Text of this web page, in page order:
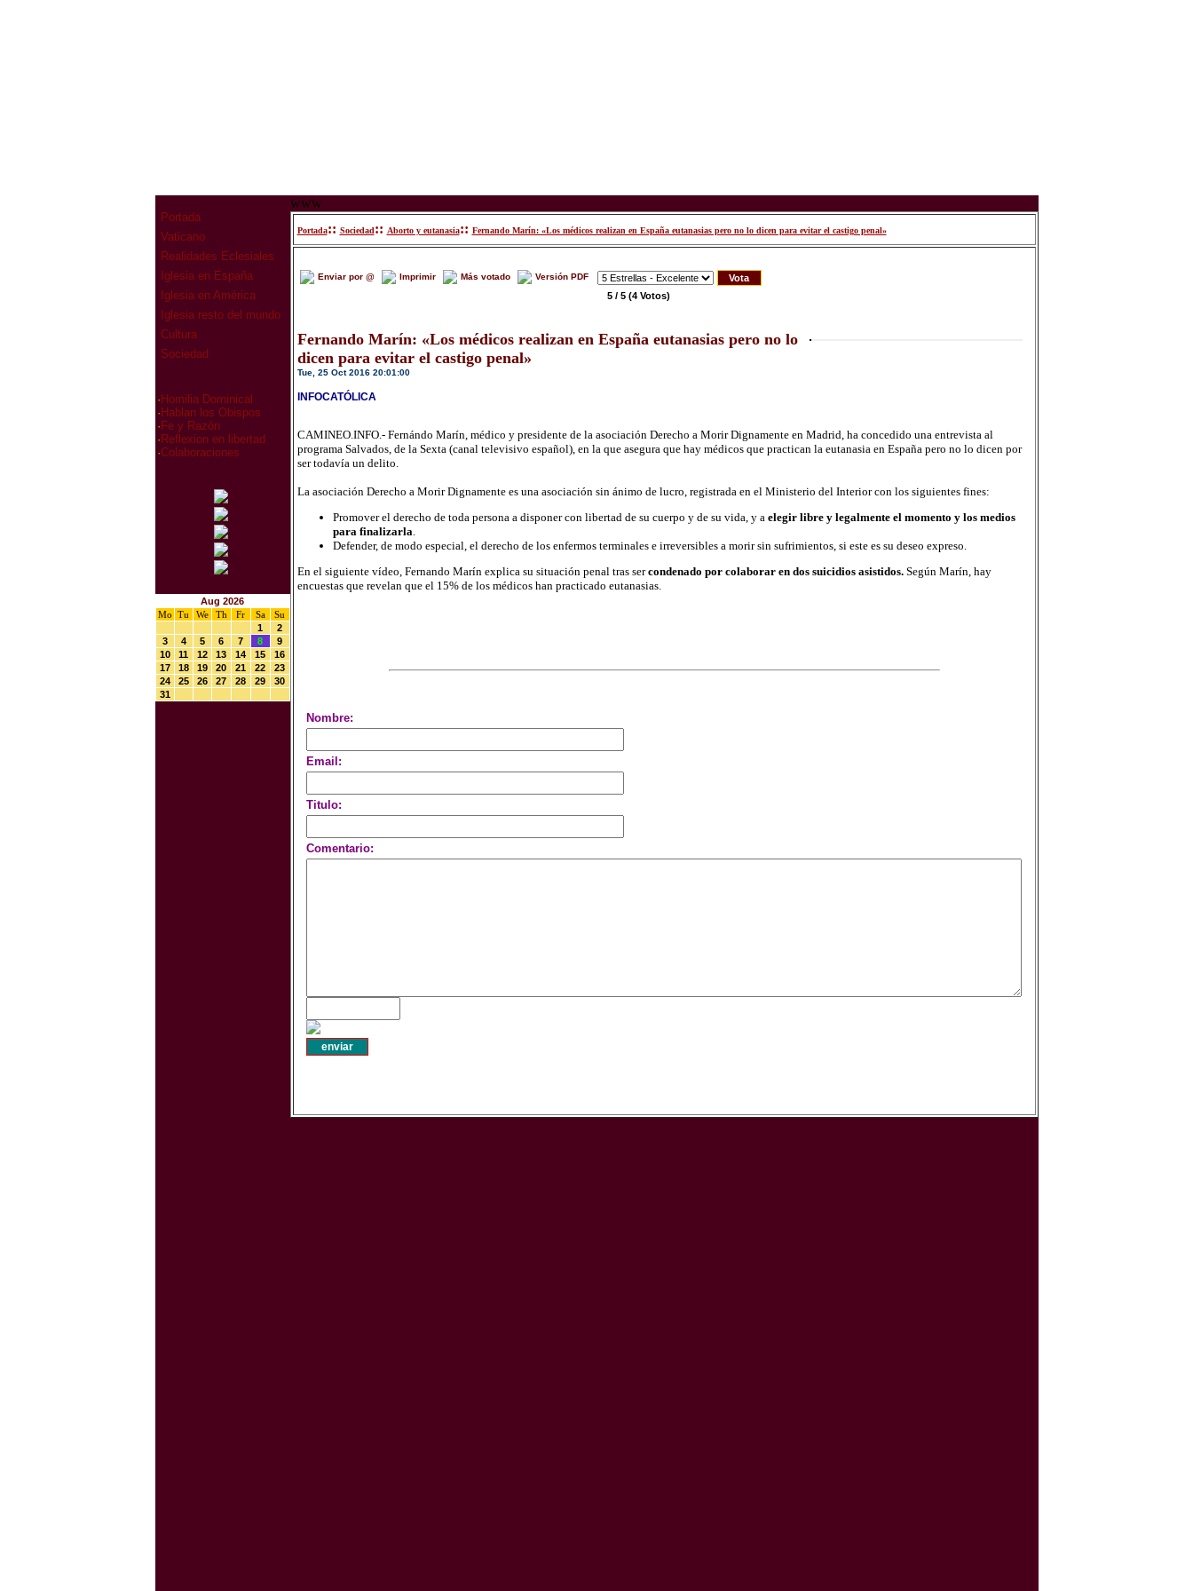
Portada
Vaticano
Realidades Eclesiales
Iglesia en España
Iglesia en América
Iglesia resto del mundo
Cultura
Sociedad
· Homilia Dominical
· Hablan los Obispos
· Fe y Razón
· Reflexion en libertad
·Colaboraciones
Aug 2026
Mo Tu We Th Fr Sa
Su
1
2
3
4 5 6 7 8
9
10
11 12 13 14 15
16
17
18 19 20 21 22
23
24
25 26 27 28 29
30
31
www
Portada:: Sociedad:: Aborto y eutanasia:: Fernando Marín: «Los médicos realizan en España eutanasias pero no lo dicen para evitar el castigo penal»
Enviar por @ Imprimir Más votado Versión PDF
5 / 5 (4 Votos)
Fernando Marín: «Los médicos realizan en España eutanasias pero no lo
dicen para evitar el castigo penal»
Tue, 25 Oct 2016 20:01:00
INFOCATÓLICA
CAMINEO.INFO.- Fernándo Marín, médico y presidente de la asociación Derecho a Morir Dignamente en Madrid, ha concedido una entrevista al
programa Salvados, de la Sexta (canal televisivo español), en la que asegura que hay médicos que practican la eutanasia en España pero no lo dicen por
ser todavía un delito.
La asociación Derecho a Morir Dignamente es una asociación sin ánimo de lucro, registrada en el Ministerio del Interior con los siguientes fines:
Promover el derecho de toda persona a disponer con libertad de su cuerpo y de su vida, y a elegir libre y legalmente el momento y los medios
para finalizarla.
Defender, de modo especial, el derecho de los enfermos terminales e irreversibles a morir sin sufrimientos, si este es su deseo expreso.
En el siguiente vídeo, Fernando Marín explica su situación penal tras sercondenado por colaborar en dos suicidios asistidos.Según Marín, hay
encuestas que revelan que el 15% de los médicos han practicado eutanasias.
Nombre:
Email:
Titulo:
Comentario: